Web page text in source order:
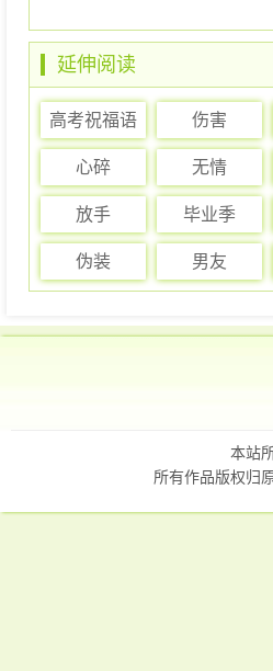
延伸阅读
高考祝福语 伤害
心碎 无情
放手 毕业季
伪装 男友
本站
所有作品版权归